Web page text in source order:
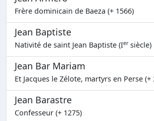
Frère dominicain de Baeza (+ 1566)
Jean Baptiste
Nativité de saint Jean Baptiste (Iersiècle)
Jean Bar Mariam
Et Jacques le Zélote, martyrs en Perse (+
Jean Barastre
Confesseur (+ 1275)